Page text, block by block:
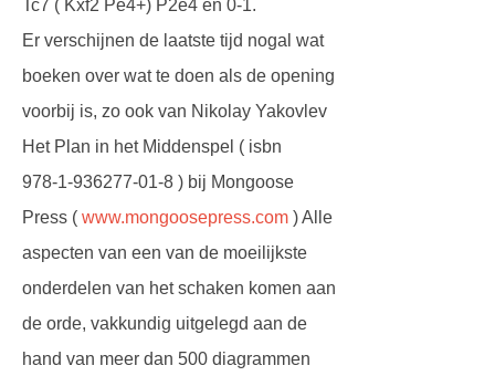
Tc7 ( Kxf2 Pe4+) P2e4 en 0-1.
Er verschijnen de laatste tijd nogal wat
boeken over wat te doen als de opening
voorbij is, zo ook van Nikolay Yakovlev
Het Plan in het Middenspel ( isbn
978-1-936277-01-8 ) bij Mongoose
Press ( www.mongoosepress.com ) Alle
aspecten van een van de moeilijkste
onderdelen van het schaken komen aan
de orde, vakkundig uitgelegd aan de
hand van meer dan 500 diagrammen